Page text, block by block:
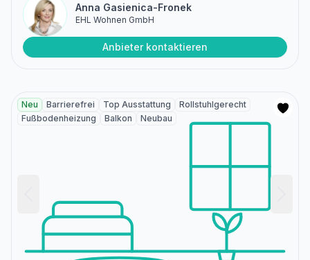
Anna Gasienica-Fronek
EHL Wohnen GmbH
Anbieter kontaktieren
Neu Barrierefrei Top Ausstattung
Rollstuhlgerecht
Fußbodenheizung
Balkon Neubau